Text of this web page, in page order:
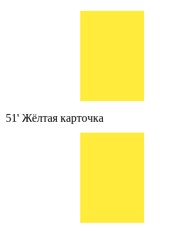
51' Жёлтая карточка